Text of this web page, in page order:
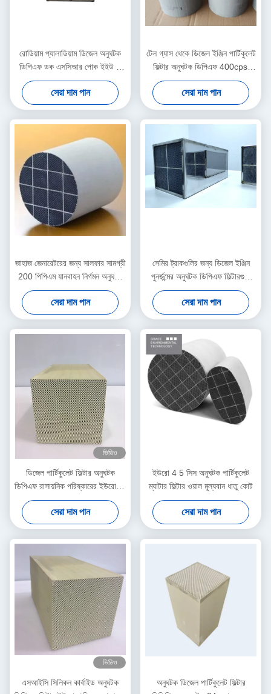
রোডিয়াম প্যালাডিয়াম ডিজেল অনুঘটক
ডিপিএফ ডক এসসিআর পোক ইইউ 5
ইইউ 6 একটি মডিউলটিতে
সেরা দাম পান
টেল গ্যাস থেকে ডিজেল ইঞ্জিন পার্টিকুলেট
ফিল্টার অনুঘটক ডিপিএফ 400cpsi
কালো ধোঁয়া সরান
সেরা দাম পান
জাহাজ জেনারেটরের জন্য সালফার সামগ্রী
200 পিপিএম যানবাহন নির্গমন অনুঘটক
ডিজেল ডিপিএফ পুনর্জন্ম
সেরা দাম পান
সেমির ট্রাকগুলির জন্য ডিজেল ইঞ্জিন
পুনর্জন্মের অনুঘটক ডিপিএফ ফিল্টারগুলি
কালো ধোঁয়া হ্রাস করে
সেরা দাম পান
ভিডিও
ডিজেল পার্টিকুলেট ফিল্টার অনুঘটক
ডিপিএফ রাসায়নিক পরিষ্কারের ইউরো III
IV ভি
সেরা দাম পান
ইউরো 4 5 সিস অনুঘটক পার্টিকুলেট
ম্যাটার ফিল্টার ওয়াল মূল্যবান ধাতু কোট
সেরা দাম পান
ভিডিও
এসআইসি সিলিকন কার্বাইড অনুঘটক
অনুঘটক ডিজেল পার্টিকুলেট ফিল্টার